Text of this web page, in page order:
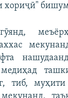
хориҷӣ"
тиб,